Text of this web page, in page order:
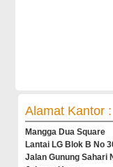
Alamat Kantor :
Mangga Dua Square
Lantai LG Blok B No
Jalan Gunung Sahari